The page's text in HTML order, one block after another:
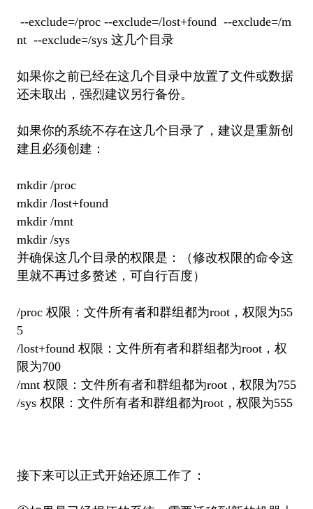
--exclude=/proc --exclude=/lost+found --exclude=/m
nt --exclude=/sys 这几个目录
如果你之前已经在这几个目录中放置了文件或数据
还未取出，强烈建议另行备份。
如果你的系统不存在这几个目录了，建议是重新创
建且必须创建：
mkdir /proc
mkdir /lost+found
mkdir /mnt
mkdir /sys
并确保这几个目录的权限是：（修改权限的命令这
里就不再过多赘述，可自行百度）
/proc 权限：文件所有者和群组都为root，权限为55
5
/lost+found 权限：文件所有者和群组都为root，权
限为700
/mnt 权限：文件所有者和群组都为root，权限为755
/sys 权限：文件所有者和群组都为root，权限为555
接下来可以正式开始还原工作了：